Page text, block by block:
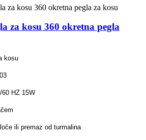
za kosu 360 okretna pegla
kosu
60 HZ 15W
ili premaz od turmalina